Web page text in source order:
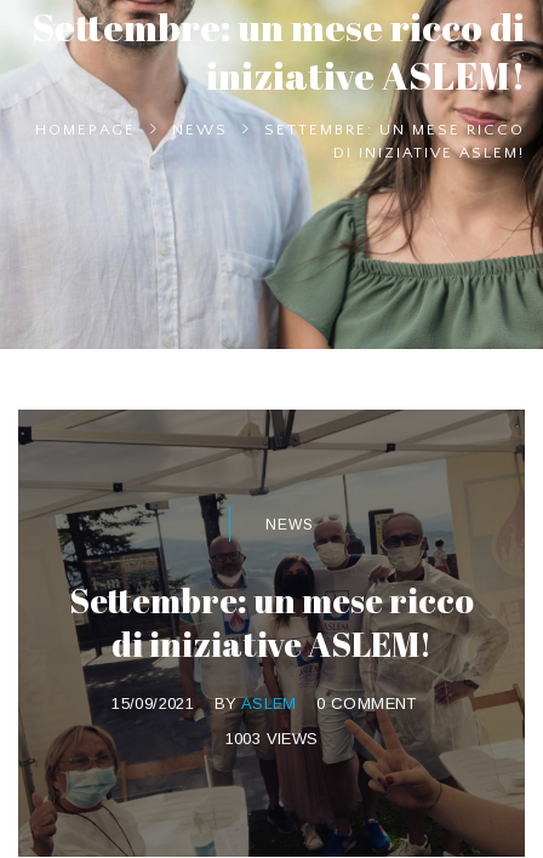
Settembre: un mese ricco di
iniziative ASLEM!
HOMEPAGE NEWS
SETTEMBRE: UN MESE RICCO
DI INIZIATIVE ASLEM!
NEWS
Settembre: un mese ricco
di iniziative ASLEM!
15/09/2021 BYASLEM
0 COMMENT
1003 VIEWS